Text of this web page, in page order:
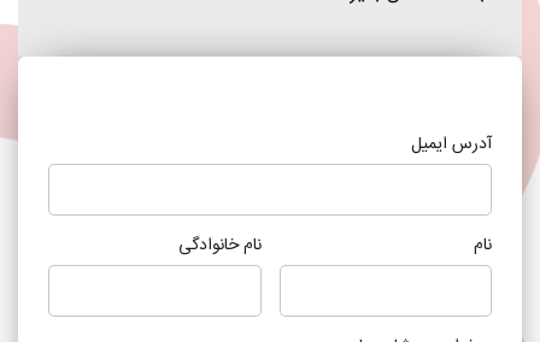
آدرس ایمیل
نام نام خانوادگی